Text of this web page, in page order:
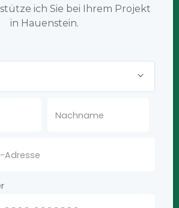
ich Sie bei Ihrem Projekt
in Hauenstein.